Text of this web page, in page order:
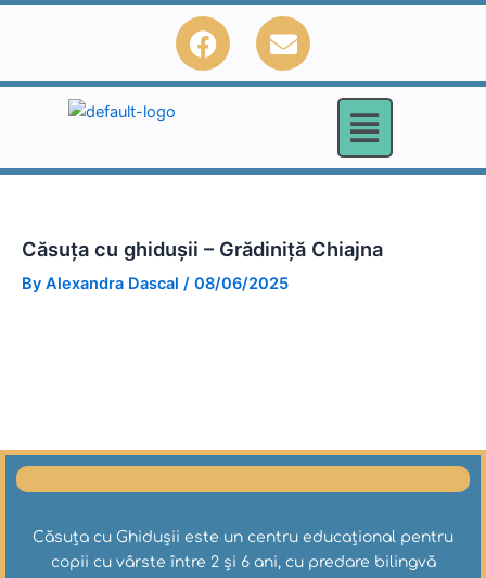
Skip
F
a
c
o
E
n
v
o
Căsuța cu ghidușii – Grădiniță Chiajna
By Alexandra Dascal / 08/06/2025
Căsuța cu Ghidușii este un centru educațional pentru
copii cu vârste între 2 și 6 ani, cu predare bilingvă